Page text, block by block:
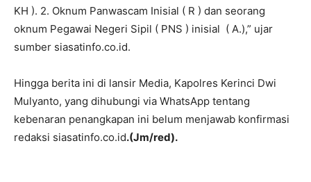
KH ). 2. Oknum Panwascam Inisial ( R ) dan seorang
oknum Pegawai Negeri Sipil ( PNS ) inisial ( A.),” ujar
sumber siasatinfo.co.id.
Hingga berita ini di lansir Media, Kapolres Kerinci Dwi
Mulyanto, yang dihubungi via WhatsApp tentang
kebenaran penangkapan ini belum menjawab konfirmasi
redaksi siasatinfo.co.id.(Jm/red).